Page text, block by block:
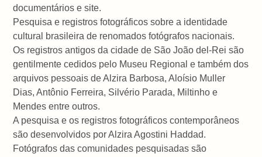
documentários e site.
Pesquisa e registros fotográficos sobre a identidade
cultural brasileira de renomados fotógrafos nacionais.
Os registros antigos da cidade de São João del-Rei são
gentilmente cedidos pelo Museu Regional e também dos
arquivos pessoais de Alzira Barbosa, Aloísio Muller
Dias, Antônio Ferreira, Silvério Parada, Miltinho e
Mendes entre outros.
A pesquisa e os registros fotográficos contemporâneos
são desenvolvidos por Alzira Agostini Haddad.
Fotógrafos das comunidades pesquisadas são